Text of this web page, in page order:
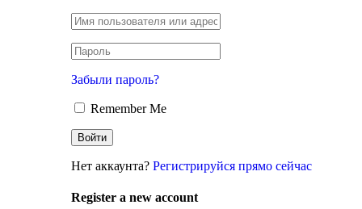
Забыли пароль?
Remember Me
Нет аккаунта? Регистрируйся прямо сейчас
Register a new account